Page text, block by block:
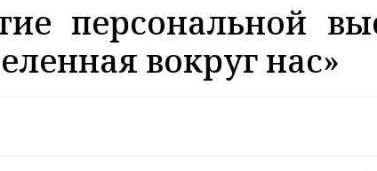
персональной
вокруг нас»